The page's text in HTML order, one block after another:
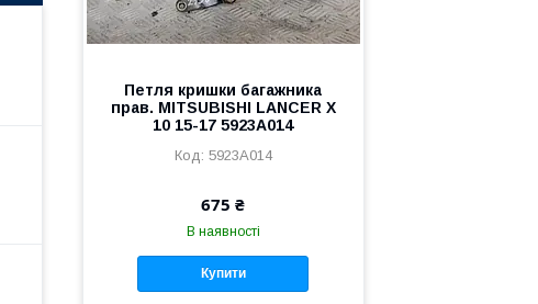
Петля кришки багажника
прав. MITSUBISHI LANCER X
10 15-17 5923A014
5923A014
675 ₴
В наявності
Купити